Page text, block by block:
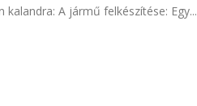
A jármű felkészítése: Egy...